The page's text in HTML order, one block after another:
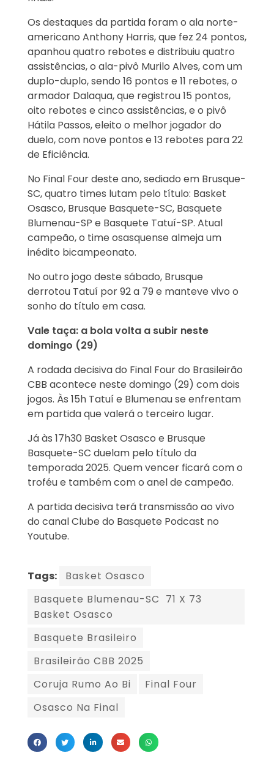
Os destaques da partida foram o ala norte-
americano Anthony Harris, que fez 24 pontos,
apanhou quatro rebotes e distribuiu quatro
assistências, o ala-pivô Murilo Alves, com um
duplo-duplo, sendo 16 pontos e 11 rebotes, o
armador Dalaqua, que registrou 15 pontos,
oito rebotes e cinco assistências, e o pivô
Hátila Passos, eleito o melhor jogador do
duelo, com nove pontos e 13 rebotes para 22
de Eficiência.
No Final Four deste ano, sediado em Brusque-
SC, quatro times lutam pelo título: Basket
Osasco, Brusque Basquete-SC, Basquete
Blumenau-SP e Basquete Tatuí-SP. Atual
campeão, o time osasquense almeja um
inédito bicampeonato.
No outro jogo deste sábado, Brusque
derrotou Tatuí por 92 a 79 e manteve vivo o
sonho do título em casa.
Vale taça: a bola volta a subir neste
domingo (29)
A rodada decisiva do Final Four do Brasileirão
CBB acontece neste domingo (29) com dois
jogos. Às 15h Tatuí e Blumenau se enfrentam
em partida que valerá o terceiro lugar.
Já às 17h30 Basket Osasco e Brusque
Basquete-SC duelam pelo título da
temporada 2025. Quem vencer ficará com o
troféu e também com o anel de campeão.
A partida decisiva terá transmissão ao vivo
do canal Clube do Basquete Podcast no
Youtube.
Tags:
Basket Osasco
Basquete Blumenau-SC 71 X 73
Basket Osasco
Basquete Brasileiro
Brasileirão CBB 2025
Coruja Rumo Ao Bi
Final Four
Osasco Na Final